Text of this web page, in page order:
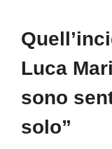
Luca
sono
solo”